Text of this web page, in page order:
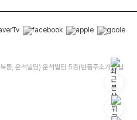
, 운석빌딩) 운석빌딩 5층(반품주소가 아닙